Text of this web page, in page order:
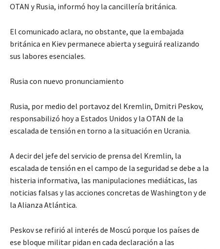
OTAN y Rusia, informó hoy la cancillería británica.
El comunicado aclara, no obstante, que la embajada
británica en Kiev permanece abierta y seguirá realizando
sus labores esenciales.
Rusia con nuevo pronunciamiento
Rusia, por medio del portavoz del Kremlin, Dmitri Peskov,
responsabilizó hoy a Estados Unidos y la OTAN de la
escalada de tensión en torno a la situación en Ucrania.
A decir del jefe del servicio de prensa del Kremlin, la
escalada de tensión en el campo de la seguridad se debe a la
histeria informativa, las manipulaciones mediáticas, las
noticias falsas y las acciones concretas de Washington y de
la Alianza Atlántica.
Peskov se refirió al interés de Moscú porque los países de
ese bloque militar pidan en cada declaración a las